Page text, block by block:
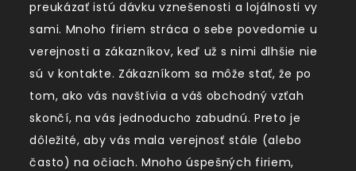
preukázať istú dávku vznešenosti a lojálnosti vy
sami. Mnoho firiem stráca o sebe povedomie u
verejnosti a zákazníkov, keď už s nimi dlhšie nie
sú v kontakte. Zákazníkom sa môže stať, že po
tom, ako vás navštívia a váš obchodný vzťah
skončí, na vás jednoducho zabudnú. Preto je
dôležité, aby vás mala verejnosť stále (alebo
často) na očiach. Mnoho úspešných firiem,